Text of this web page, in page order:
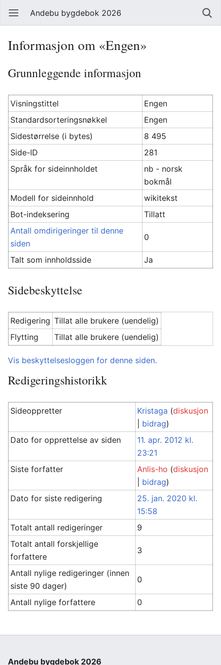
Andebu bygdebok 2026
Informasjon om «Engen»
Grunnleggende informasjon
Visningstittel
Engen
Standardsorteringsnøkkel
Engen
Sidestørrelse (i bytes)
8 495
Side-ID
281
Språk for sideinnholdet
nb - norsk
bokmål
Modell for sideinnhold
wikitekst
Bot-indeksering
Tillatt
Antall omdirigeringer til denne
siden
0
Talt som innholdsside Ja
Sidebeskyttelse
Redigering Tillat alle brukere (uendelig)
Flytting
Tillat alle brukere (uendelig)
Vis beskyttelsesloggen for denne siden.
Redigeringshistorikk
Sideoppretter Kristaga (diskusjon
bidrag)
Dato for opprettelse av siden
11. apr. 2012 kl.
23:21
Siste forfatter
Anlis-ho (diskusjon
bidrag)
Dato for siste redigering
25. jan. 2020 kl.
15:58
Totalt antall redigeringer
9
Totalt antall forskjellige
forfattere
3
Antall nylige redigeringer (innen
siste 90 dager)
0
Antall nylige forfattere 0
Andebu bygdebok 2026